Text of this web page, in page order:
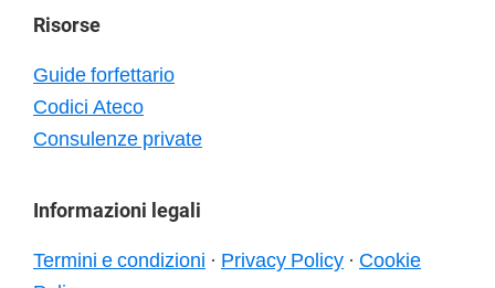
Risorse
Guide forfettario
Codici Ateco
Consulenze private
Informazioni legali
Termini e condizioni · Privacy Policy · Cookie